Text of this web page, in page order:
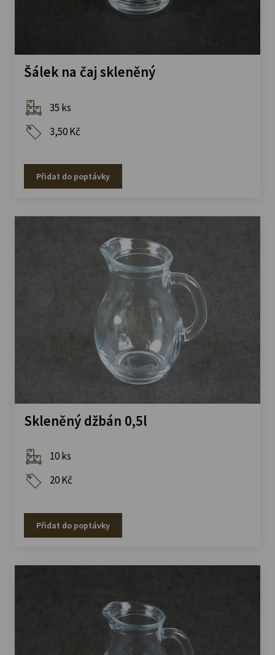
Šálek na čaj skleněný
35 ks
3,50 Kč
Přidat do poptávky
Skleněný džbán 0,5l
10 ks
20 Kč
Přidat do poptávky